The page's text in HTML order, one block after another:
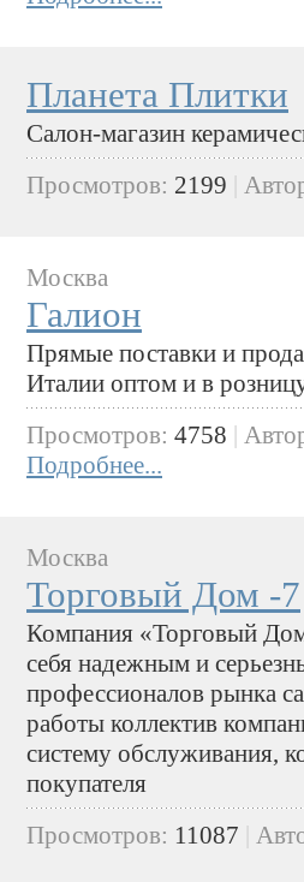
Планета Плитки
Салон-магазин
Просмотров: 2199
Москва
Галион
Прямые поставки и
Италии оптом и в
Просмотров: 4758 |
Подробнее...
Москва
Торговый Дом -7
Компания «Торговый Дом
себя надежным и
профессионалов рынка
работы коллектив
систему обслуживания,
покупателя
Просмотров: 11087